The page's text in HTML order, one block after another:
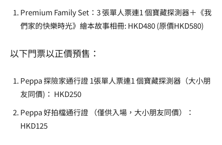
Premium Family Set：3 張單人票連1 個寶藏探測器＋《我
們家的快樂時光》繪本故事相冊: HKD480 (原價HKD580)
以下門票以正價預售：
Peppa 探險家通行證 1張單人票連1 個寶藏探測器（大小朋
友同價)： HKD250
Peppa 好拍檔通行證 （僅供入場，大小朋友同價）：
HKD125